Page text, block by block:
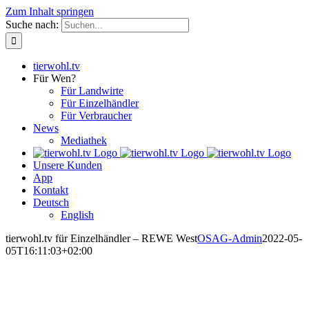
Zum Inhalt springen
Suche nach:
tierwohl.tv
Für Wen?
Für Landwirte
Für Einzelhändler
Für Verbraucher
News
Mediathek
Unsere Kunden
App
Kontakt
Deutsch
English
tierwohl.tv für Einzelhändler – REWE WestOSAG-Admin2022-05-
05T16:11:03+02:00